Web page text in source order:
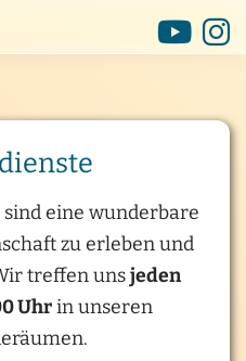
eine wunderbare
zu erleben und
treffen unsjeden
Uhrin unseren